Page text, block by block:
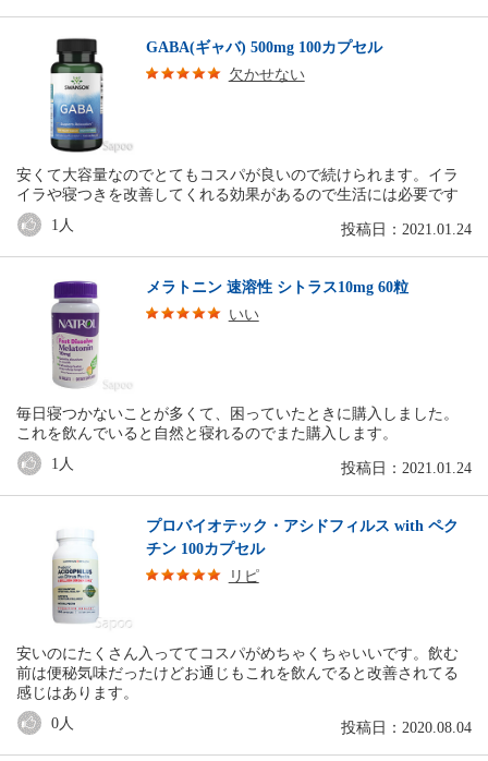
GABA(ギャバ) 500mg 100カプセル
欠かせない
安くて大容量なのでとてもコスパが良いので続けられます。イラ
イラや寝つきを改善してくれる効果があるので生活には必要です
投稿日：2021.01.24
1 人
メラトニン 速溶性 シトラス10mg 60粒
いい
毎日寝つかないことが多くて、困っていたときに購入しました。
これを飲んでいると自然と寝れるのでまた購入します。
投稿日：2021.01.24
1 人
プロバイオテック・アシドフィルス with ペク
チン 100カプセル
リピ
安いのにたくさん入っててコスパがめちゃくちゃいいです。飲む
前は便秘気味だったけどお通じもこれを飲んでると改善されてる
感じはあります。
投稿日：2020.08.04
0人